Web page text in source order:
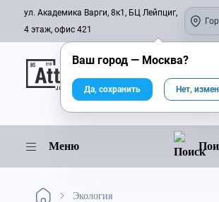
ул. Академика Варги, 8к1, БЦ Лейпциг,
4 этаж, офис 421
Онлайн-журнал
Меню
Экология
Ваш город — Москва?
Да, сохранить Нет,